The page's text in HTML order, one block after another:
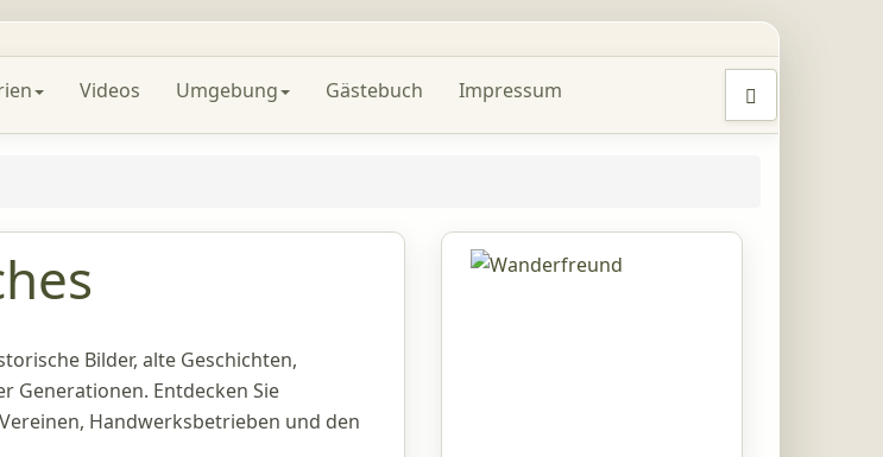
Videos Umgebung Gästebuch Impressum
Bilder, alte Geschichten,
Generationen. Entdecken Sie
Handwerksbetrieben und den